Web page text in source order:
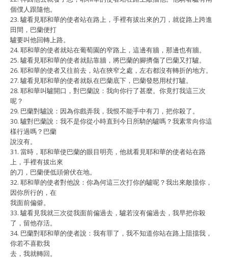
個僕人跟隨他。
23. 驢看見耶和華的使者站在路上，手裡有拔出來的刀，就從路上跨進
田間，巴蘭便打
驢要叫他回轉上路。
24. 耶和華的使者就站在葡萄園的窄路上，這邊有牆，那邊也有牆。
25. 驢看見耶和華的使者就貼靠牆，將巴蘭的腳擠傷了巴蘭又打驢。
26. 耶和華的使者又往前去，站在狹窄之處，左右都沒有轉折的地方。
27. 驢看見耶和華的使者就臥在巴蘭底下，巴蘭發怒用杖打驢。
28. 耶和華叫驢開口，對巴蘭說：我向你行了甚麼。你竟打我這三次
呢？
29. 巴蘭對驢說：因為你戲弄我，我恨不能手中有刀，把你殺了。
30. 驢對巴蘭說：我不是你從小時直到今日所騎的驢嗎？我素常向你這
樣行過嗎？巴蘭
說沒有。
31. 當時，耶和華使巴蘭的眼目明亮，他就看見耶和華的使者站在路
上，手裡有拔出來
的刀，巴蘭便低頭俯伏在地。
32. 耶和華的使者對他說：你為何這三次打你的驢呢？我出來敵擋你，
因你所行的，在
我面前偏僻。
33. 驢看見我就三次從我面前偏過去，驢若沒有偏過去，我早把你殺
了，留他存活。
34. 巴蘭對耶和華的使者說：我有罪了，我不知道你站在路上阻擋我，
你若不喜歡我
去，我就轉回。